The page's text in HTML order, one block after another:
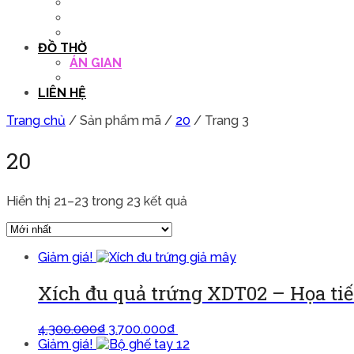
ĐỒ THỜ
ÁN GIAN
LIÊN HỆ
Trang chủ / Sản phẩm mã / 20 / Trang 3
20
Hiển thị 21–23 trong 23 kết quả
Giảm giá!
Xích đu quả trứng XDT02 – Họa
4.300.000₫ 3.700.000₫
Giảm giá!